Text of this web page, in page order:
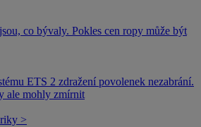
co bývaly. Pokles cen ropy může být
ETS 2 zdražení povolenek nezabrání.
ale mohly zmírnit
>